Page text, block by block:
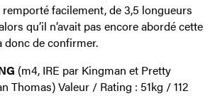
remporté facilement, de 3,5 longueurs
qu’il n’avait pas encore abordé cette
donc de confirmer.
(m4, IRE par Kingman et Pretty
Thomas) Valeur / Rating : 51kg / 112